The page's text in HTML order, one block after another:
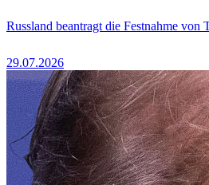
Russland beantragt die Festnahme von
29.07.2026